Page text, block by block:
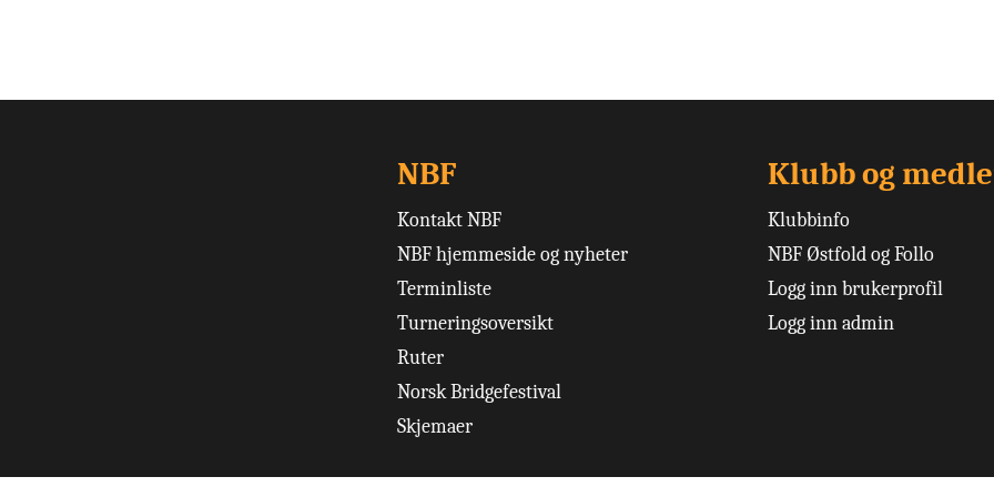
NBF
Kontakt NBF
NBF hjemmeside og nyheter
Terminliste
Turneringsoversikt
Ruter
Norsk Bridgefestival
Skjemaer
Klubb og
Klubbinfo
NBF Østfold og Follo
Logg inn brukerprofil
Logg inn admin